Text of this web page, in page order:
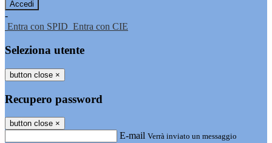
-
Entra con SPID Entra con CIE
Seleziona utente
button close ×
Recupero password
button close ×
E-mail Verrà inviato un messaggio